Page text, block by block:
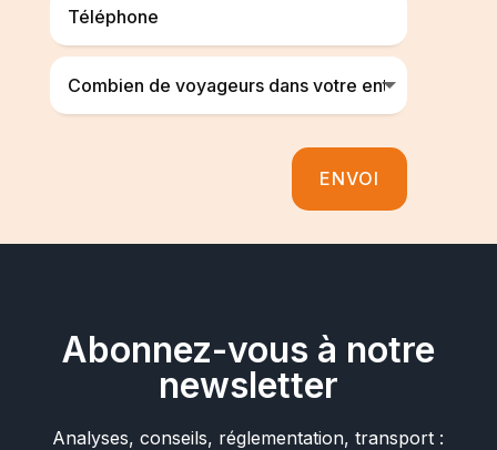
ENVOI
Abonnez-vous à notre
newsletter
Analyses, conseils, réglementation, transport :